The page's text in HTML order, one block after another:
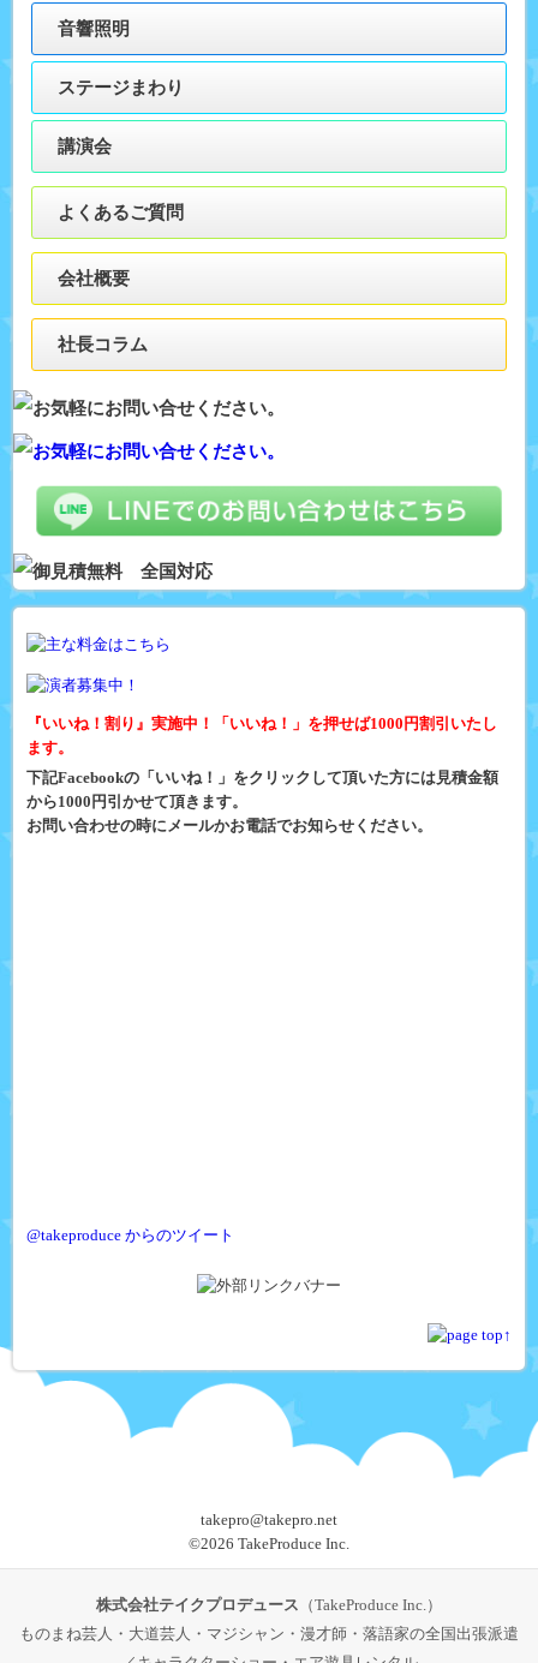
音響照明
ステージまわり
講演会
よくあるご質問
会社概要
社長コラム
『いいね！割り』実施中！「いいね！」を押せば1000円割引いたし
ます。
下記Facebookの「いいね！」をクリックして頂いた方には見積金額
から1000円引かせて頂きます。
お問い合わせの時にメールかお電話でお知らせください。
@takeproduce からのツイート
takepro@takepro.net
©2026 TakeProduce Inc.
株式会社テイクプロデュース （TakeProduce Inc.）
ものまね芸人・大道芸人・マジシャン・漫才師・落語家の全国出張派遣